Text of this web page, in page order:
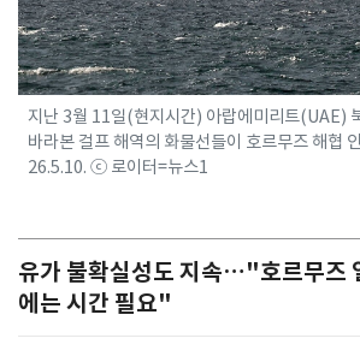
지난 3월 11일(현지시간) 아랍에미리트(UAE)
바라본 걸프 해역의 화물선들이 호르무즈 해협
26.5.10. ⓒ 로이터=뉴스1
유가 불확실성도 지속…"호르무즈
에는 시간 필요"